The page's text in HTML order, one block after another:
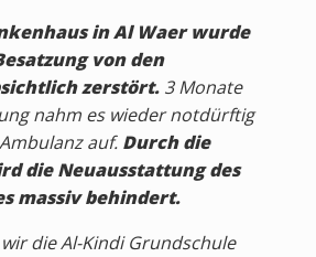
in Al Waer wurde
von den
zerstört.3 Monate
nahm es wieder notdürftig
auf. Durch die
die Neuausstattung des
massiv behindert.
die Al-Kindi Grundschule